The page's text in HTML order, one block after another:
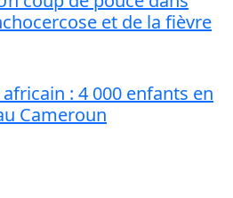
et de la fièvre
africain : 4 000 enfants en
Cameroun